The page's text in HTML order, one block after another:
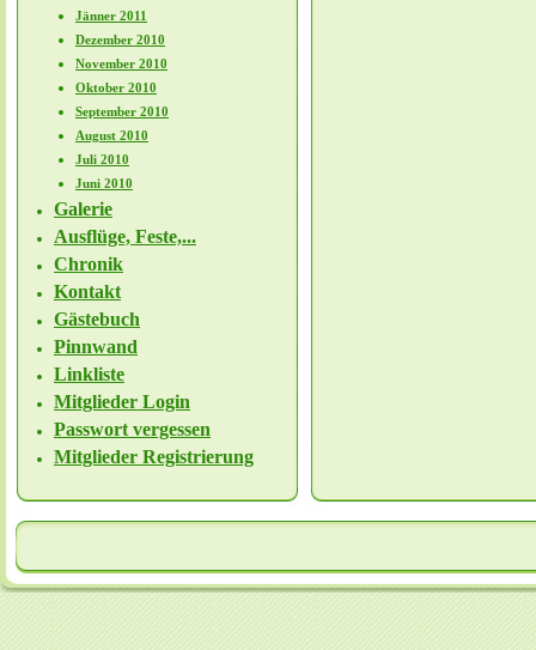
Jänner 2011
Dezember 2010
November 2010
Oktober 2010
September 2010
August 2010
Juli 2010
Juni 2010
Galerie
Ausflüge, Feste,...
Chronik
Kontakt
Gästebuch
Pinnwand
Linkliste
Mitglieder Login
Passwort vergessen
Mitglieder Registrierung